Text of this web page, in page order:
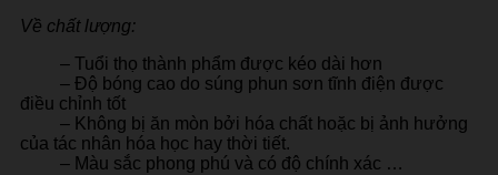
Về chất lượng:
– Tuổi thọ thành phẩm được kéo dài hơn
– Độ bóng cao do súng phun sơn tĩnh điện được
điều chỉnh tốt
– Không bị ăn mòn bởi hóa chất hoặc bị ảnh hưởng
của tác nhân hóa học hay thời tiết.
– Màu sắc phong phú và có độ chính xác …